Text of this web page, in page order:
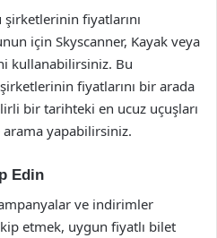
şirketlerinin fiyatlarını
için Skyscanner, Kayak veya
kullanabilirsiniz. Bu
fiyatlarını bir arada
bir tarihteki en ucuz uçuşları
yapabilirsiniz.
Edin
ve indirimler
etmek, uygun fiyatlı bilet